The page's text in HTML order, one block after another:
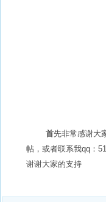
首先非常感谢大
帖，或者联系我qq：
谢谢大家的支持